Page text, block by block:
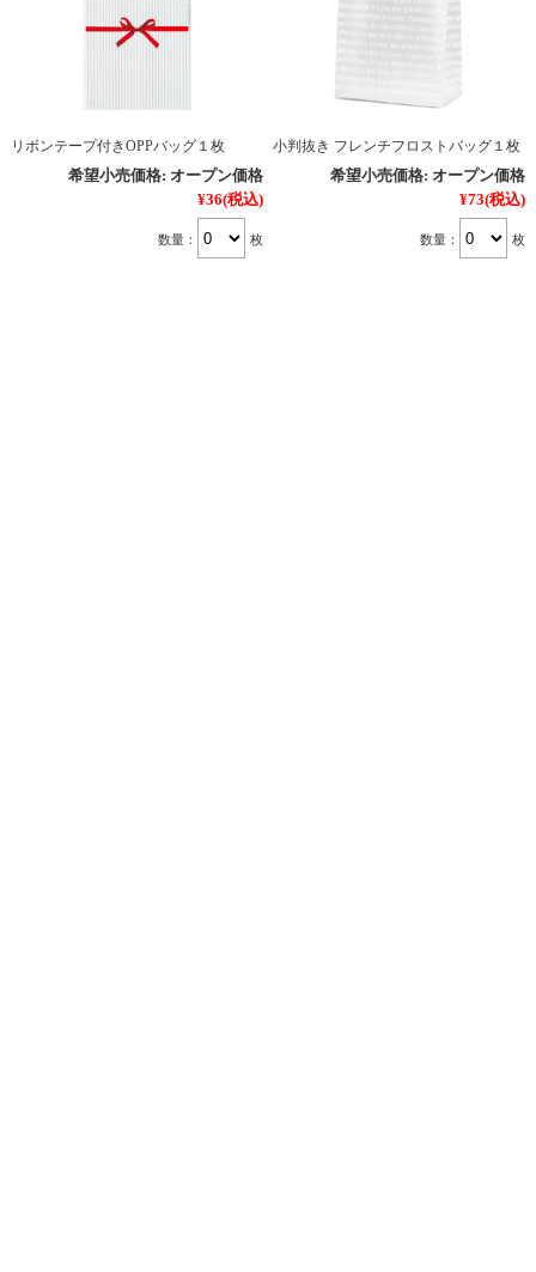
リボンテープ付きOPPバッグ１枚
希望小売価格: オープン価格
¥36(税込)
数量： 枚
小判抜き フレンチフロストバッグ１枚
希望小売価格: オープン価格
¥73(税込)
数量： 枚